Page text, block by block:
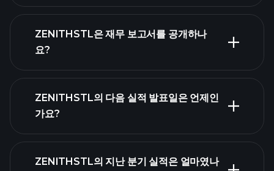
시가 총액 순위
ZENITHSTL은 재무 보고서를 공개하나
요?
ZENITHSTL의 다음 실적 발표일은 언제인
가요?
실적 캘린더
ZENITHSTL의 지난 분기 실적은 얼마였나